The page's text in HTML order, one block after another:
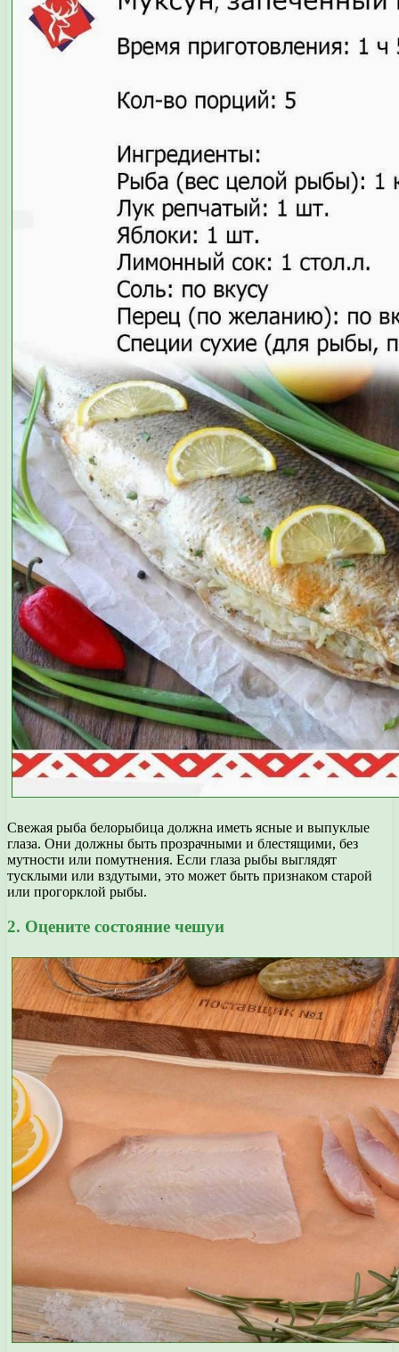
Свежая рыба белорыбица должна иметь ясные и выпуклые
глаза. Они должны быть прозрачными и блестящими, без
мутности или помутнения. Если глаза рыбы выглядят
тусклыми или вздутыми, это может быть признаком старой
или прогорклой рыбы.
2. Оцените состояние чешуи